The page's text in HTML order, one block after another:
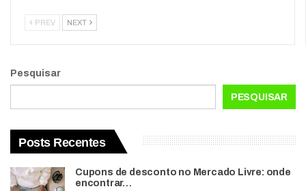
PREV NEXT
Pesquisar
PESQUISAR
Posts Recentes
Cupons de desconto no Mercado Livre: onde
encontrar…